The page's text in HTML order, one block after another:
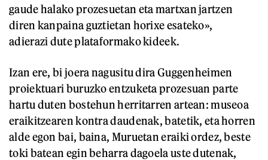
gaude halako prozesuetan eta martxan jartzen
diren kanpaina guztietan horixe esateko»,
adierazi dute plataformako kideek.
Izan ere, bi joera nagusitu dira Guggenheimen
proiektuari buruzko entzuketa prozesuan parte
hartu duten bostehun herritarren artean: museoa
eraikitzearen kontra daudenak, batetik, eta horren
alde egon bai, baina, Muruetan eraiki ordez, beste
toki batean egin beharra dagoela uste dutenak,